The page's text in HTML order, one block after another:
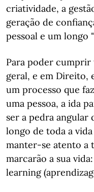
criatividade, a
geração de
pessoal e um longo
Para poder cumprir
geral, e em Direito,
um processo que
uma pessoa, a ida
ser a pedra angular
longo de toda a
manter-se atento a
marcarão a sua
learning